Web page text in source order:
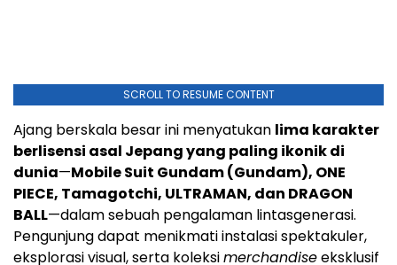
SCROLL TO RESUME CONTENT
Ajang berskala besar ini menyatukan lima karakter
berlisensi asal Jepang yang paling ikonik di
dunia—Mobile Suit Gundam (Gundam), ONE
PIECE, Tamagotchi, ULTRAMAN, dan DRAGON
BALL—dalam sebuah pengalaman lintasgenerasi.
Pengunjung dapat menikmati instalasi spektakuler,
eksplorasi visual, serta koleksimerchandiseeksklusif